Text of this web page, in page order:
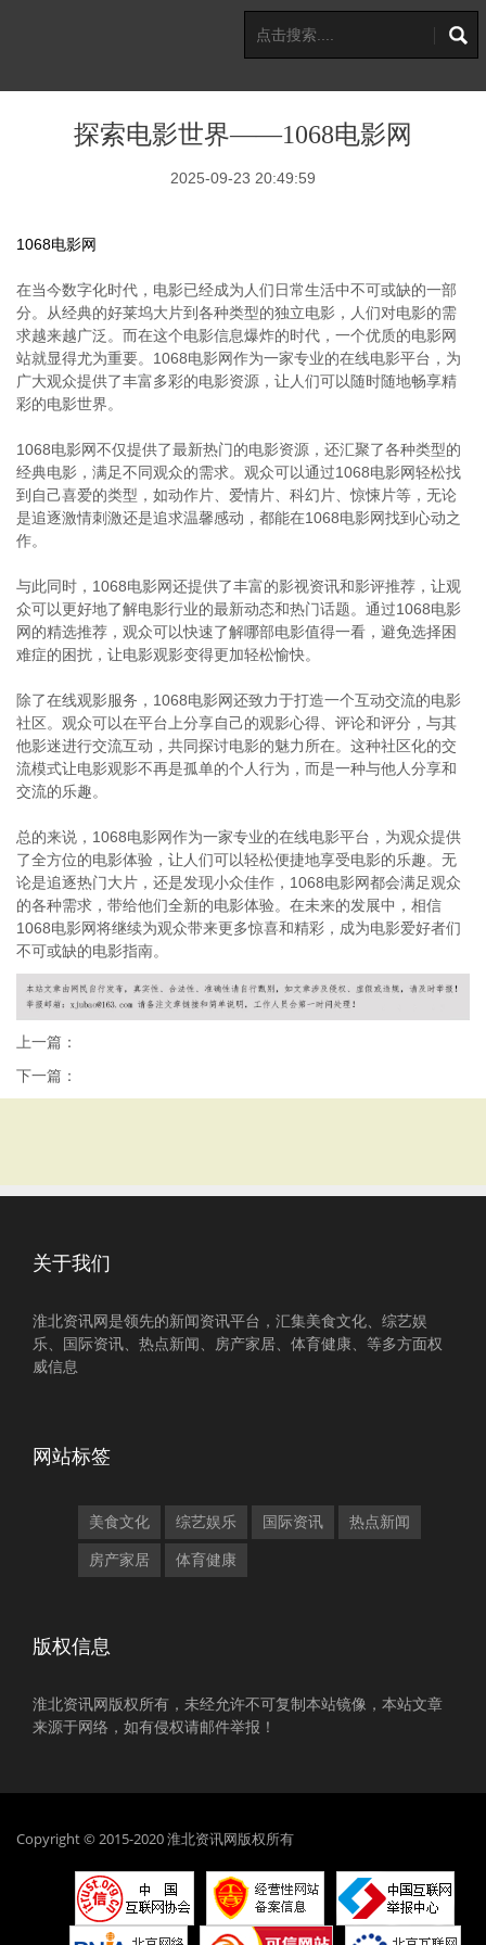
探索电影世界——1068电影网
2025-09-23 20:49:59
1068电影网
在当今数字化时代，电影已经成为人们日常生活中不可或缺的一部
分。从经典的好莱坞大片到各种类型的独立电影，人们对电影的需
求越来越广泛。而在这个电影信息爆炸的时代，一个优质的电影网
站就显得尤为重要。1068电影网作为一家专业的在线电影平台，为
广大观众提供了丰富多彩的电影资源，让人们可以随时随地畅享精
彩的电影世界。
1068电影网不仅提供了最新热门的电影资源，还汇聚了各种类型的
经典电影，满足不同观众的需求。观众可以通过1068电影网轻松找
到自己喜爱的类型，如动作片、爱情片、科幻片、惊悚片等，无论
是追逐激情刺激还是追求温馨感动，都能在1068电影网找到心动之
作。
与此同时，1068电影网还提供了丰富的影视资讯和影评推荐，让观
众可以更好地了解电影行业的最新动态和热门话题。通过1068电影
网的精选推荐，观众可以快速了解哪部电影值得一看，避免选择困
难症的困扰，让电影观影变得更加轻松愉快。
除了在线观影服务，1068电影网还致力于打造一个互动交流的电影
社区。观众可以在平台上分享自己的观影心得、评论和评分，与其
他影迷进行交流互动，共同探讨电影的魅力所在。这种社区化的交
流模式让电影观影不再是孤单的个人行为，而是一种与他人分享和
交流的乐趣。
总的来说，1068电影网作为一家专业的在线电影平台，为观众提供
了全方位的电影体验，让人们可以轻松便捷地享受电影的乐趣。无
论是追逐热门大片，还是发现小众佳作，1068电影网都会满足观众
的各种需求，带给他们全新的电影体验。在未来的发展中，相信
1068电影网将继续为观众带来更多惊喜和精彩，成为电影爱好者们
不可或缺的电影指南。
上一篇：
下一篇：
关于我们
淮北资讯网是领先的新闻资讯平台，汇集美食文化、综艺娱
乐、国际资讯、热点新闻、房产家居、体育健康、等多方面权
威信息
网站标签
美食文化 综艺娱乐 国际资讯 热点新闻
房产家居 体育健康
版权信息
淮北资讯网版权所有，未经允许不可复制本站镜像，本站文章
来源于网络，如有侵权请邮件举报！
Copyright © 2015-2020 淮北资讯网版权所有